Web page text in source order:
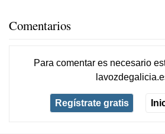
Comentarios
Para comentar es necesario
Regístrate gratis